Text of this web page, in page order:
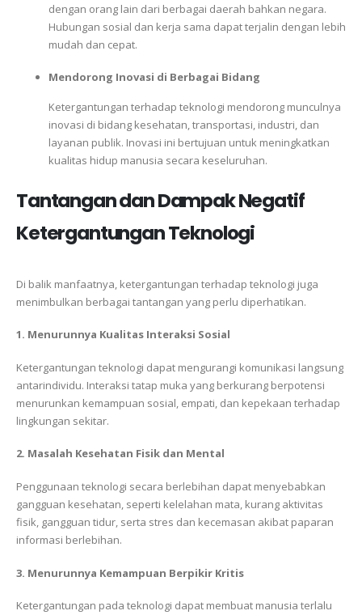
dengan orang lain dari berbagai daerah bahkan negara.
Hubungan sosial dan kerja sama dapat terjalin dengan lebih
mudah dan cepat.
Mendorong Inovasi di Berbagai Bidang
Ketergantungan terhadap teknologi mendorong munculnya
inovasi di bidang kesehatan, transportasi, industri, dan
layanan publik. Inovasi ini bertujuan untuk meningkatkan
kualitas hidup manusia secara keseluruhan.
Tantangan dan Dampak Negatif
Ketergantungan Teknologi
Di balik manfaatnya, ketergantungan terhadap teknologi juga
menimbulkan berbagai tantangan yang perlu diperhatikan.
1. Menurunnya Kualitas Interaksi Sosial
Ketergantungan teknologi dapat mengurangi komunikasi langsung
antarindividu. Interaksi tatap muka yang berkurang berpotensi
menurunkan kemampuan sosial, empati, dan kepekaan terhadap
lingkungan sekitar.
2. Masalah Kesehatan Fisik dan Mental
Penggunaan teknologi secara berlebihan dapat menyebabkan
gangguan kesehatan, seperti kelelahan mata, kurang aktivitas
fisik, gangguan tidur, serta stres dan kecemasan akibat paparan
informasi berlebihan.
3. Menurunnya Kemampuan Berpikir Kritis
Ketergantungan pada teknologi dapat membuat manusia terlalu